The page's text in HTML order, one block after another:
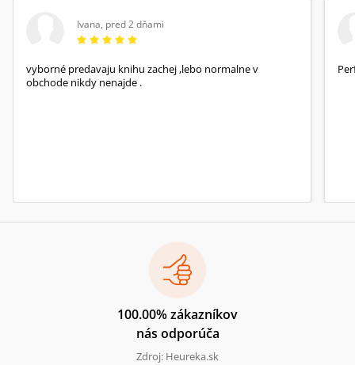
Ivana, pred 2 dňami
vyborné predavaju knihu zachej ,lebo normalne v
obchode nikdy nenajde .
100.00% zákazníkov
nás odporúča
Zdroj: Heureka.sk